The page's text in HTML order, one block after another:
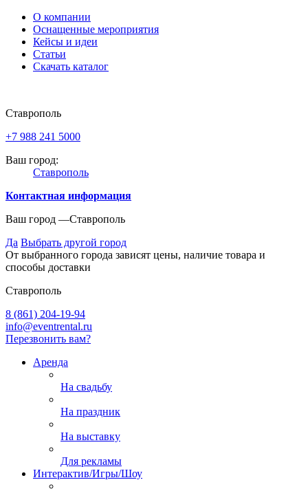
О компании
Оснащенные мероприятия
Кейсы и идеи
Статьи
Скачать каталог
Ставрополь
+7 988 241 5000
Ваш город:
Ставрополь
Контактная информация
Ваш город —Ставрополь
Да Выбрать другой город
От выбранного города зависят цены, наличие товара и
способы доставки
Ставрополь
8 (861) 204-19-94
info@eventrental.ru
Перезвонить вам?
Аренда
На свадьбу
На праздник
На выставку
Для рекламы
Интерактив/Игры/Шоу